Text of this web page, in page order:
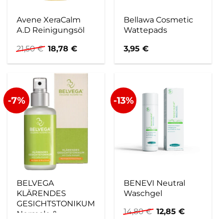
Avene XeraCalm
A.D Reinigungsöl
21,50€ Ursprünglicher
Preis
war:
21,50 €
18,78€Aktueller
ist:
18,78 €.
Bellawa Cosmetic
Wattepads
3,95€
-7%
BELVEGA
KLÄRENDES
GESICHTSTONIKUM
Normale &
-13%
BENEVI Neutral
Waschgel
14,80€ Ursprünglicher
12,85€